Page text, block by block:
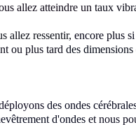
allez atteindre un taux
allez ressentir, encore plus
ou plus tard des
des ondes
d'ondes et nous